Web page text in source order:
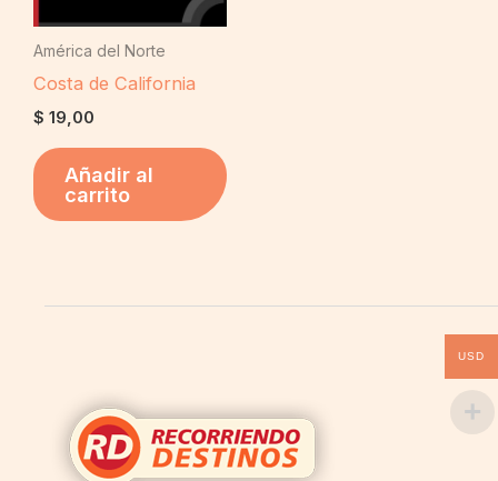
América del Norte
Costa de California
$ 19,00
Añadir al
carrito
USD